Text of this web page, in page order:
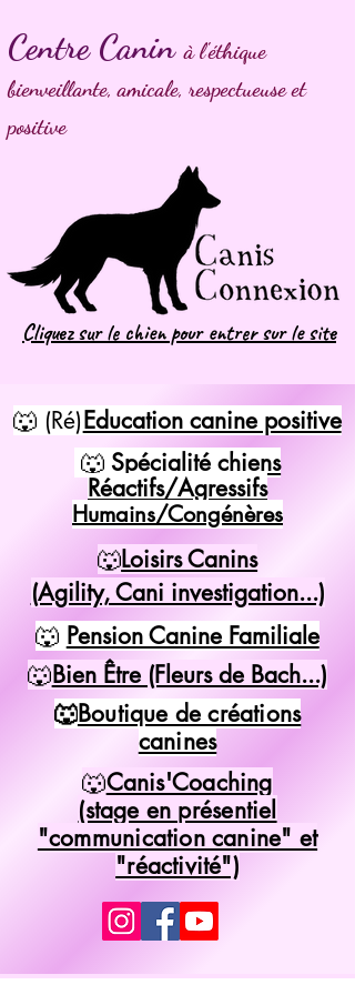
Centre Canin à l'éthique
bienveillante, amicale, respectueuse et
positive
Cliquez sur le chien pour entrer sur le site
🐺 (Ré)Education canine positive
🐺 Spécialité chiens
Réactifs/Agressifs
Humains/Congénères
🐺Loisirs Canins
(Agility, Cani investigation...)
🐺 Pension Canine Familiale
🐺Bien Être (Fleurs de Bach...)
🐺Boutique de créations
canines
🐺Canis'Coaching
(stage en présentiel
"communication canine" et
"réactivité")